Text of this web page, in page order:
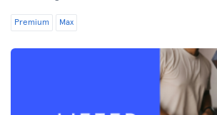
Premium Max